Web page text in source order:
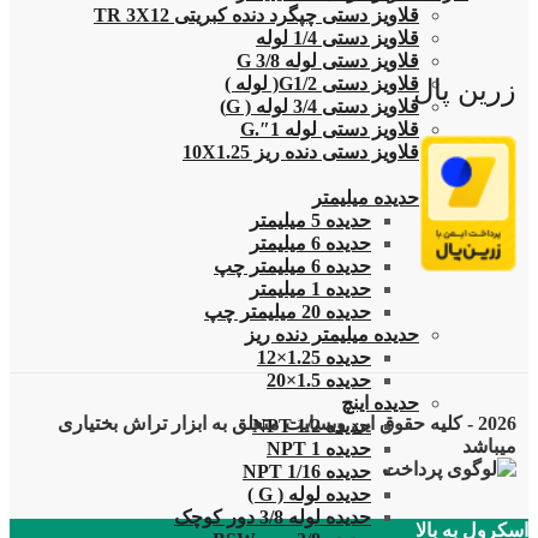
قلاویز دستی چپگرد دنده کبریتی TR 3X12
قلاویز دستی 1/4 لوله
قلاویز دستی لوله G 3/8
قلاویز دستی G1/2( لوله )
قلاویز دستی 3/4 لوله ( G)
قلاویز دستی لوله 1″.G
قلاویز دستی دنده ریز 10X1.25
حدیده
حدیده میلیمتر
حدیده 5 میلیمتر
حدیده 6 میلیمتر
حدیده 6 میلیمتر چپ
حدیده 1 میلیمتر
حدیده 20 میلیمتر چپ
حدیده میلیمتر دنده ریز
حدیده 1.25×12
حدیده 1.5×20
حدیده اینچ
حدیده 1/2 NPT
حدیده NPT 1
حدیده 1/16 NPT
حدیده لوله ( G )
حدیده لوله 3/8 دور کوچک
زرین پال
2026 - کلیه حقوق این وبسایت متعلق به ابزار تراش بختیاری
میباشد
اسکرول به بالا